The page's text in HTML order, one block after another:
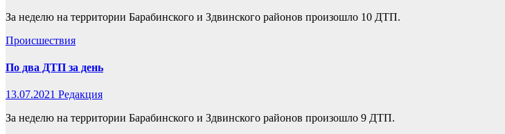
За неделю на территории Барабинского и Здвинского районов произошло 10 ДТП.
Происшествия
По два ДТП за день
13.07.2021 Редакция
За неделю на территории Барабинского и Здвинского районов произошло 9 ДТП.